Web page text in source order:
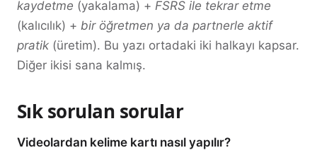
kaydetme (yakalama) + FSRS ile tekrar etme
(kalıcılık) + bir öğretmen ya da partnerle aktif
pratik (üretim). Bu yazı ortadaki iki halkayı kapsar.
Diğer ikisi sana kalmış.
Sık sorulan sorular
Videolardan kelime kartı nasıl yapılır?